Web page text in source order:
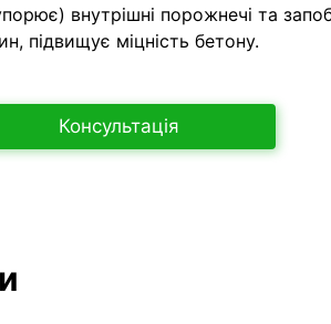
внутрішні порожнечі та
підвищує міцність бетону.
Консультація